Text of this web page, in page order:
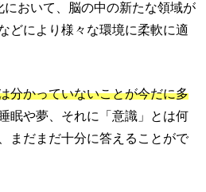
おいて、脳の中の新たな領域が
どにより様々な環境に柔軟に適
分かっていないことが今だに多
眠や夢、それに「意識」とは何
まだまだ十分に答えることがで